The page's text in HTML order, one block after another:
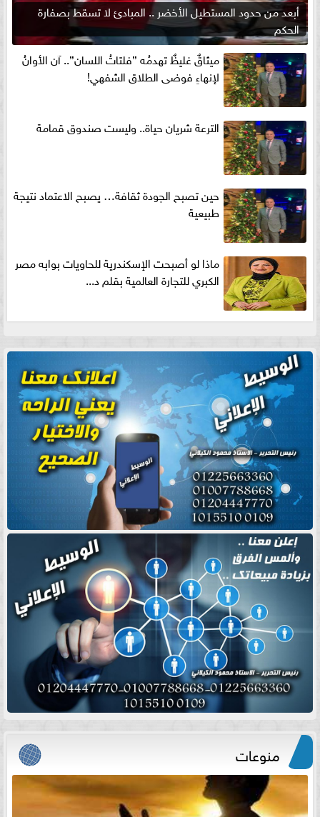
أبعد من حدود المستطيل الأخضر .. المبادئ لا تسقط بصفارة
الحكم
ميثاقٌ غليظٌ تهدمُه ”فلتاتُ اللسان”.. آن الأوانُ
لإنهاءِ فوضى الطلاق الشفهي!
الترعة شريان حياة.. وليست صندوق قمامة
حين تصبح الجودة ثقافة… يصبح الاعتماد نتيجة
طبيعية
ماذا لو أصبحت الإسكندرية للحاويات بوابه مصر
الكبري للتجارة العالمية بقلم د...
منوعات